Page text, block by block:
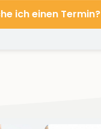
ich einen Termin?